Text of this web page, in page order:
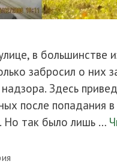
в большинстве
забросил о них
Здесь
после попадания
Но так было лишь …